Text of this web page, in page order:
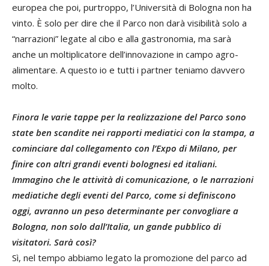
europea che poi, purtroppo, l’Università di Bologna non ha
vinto. È solo per dire che il Parco non darà visibilità solo a
“narrazioni” legate al cibo e alla gastronomia, ma sarà
anche un moltiplicatore dell’innovazione in campo agro-
alimentare. A questo io e tutti i partner teniamo davvero
molto.
Finora le varie tappe per la realizzazione del Parco sono
state ben scandite nei rapporti mediatici con la stampa, a
cominciare dal collegamento con l’Expo di Milano, per
finire con altri grandi eventi bolognesi ed italiani.
Immagino che le attività di comunicazione, o le narrazioni
mediatiche degli eventi del Parco, come si definiscono
oggi, avranno un peso determinante per convogliare a
Bologna, non solo dall’Italia, un gande pubblico di
visitatori. Sarà così?
Sì, nel tempo abbiamo legato la promozione del parco ad